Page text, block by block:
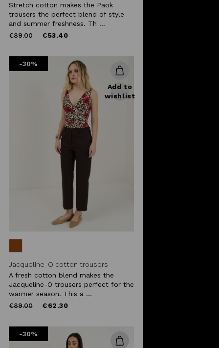
Stretch cotton makes the Paok
trousers the perfect blend of style
and summer freshness. Th ...
Price
€89.00to €53.40
-30%
Add to
wishlist
Jacqueline-O cotton trousers
A fresh cotton blend makes the
Jacqueline-O trousers perfect for the
warmer season. This a ...
Price
€89.00to €62.30
-30%